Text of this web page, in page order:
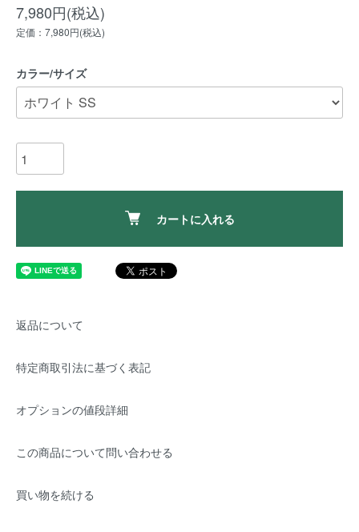
7,980円(税込)
定価：7,980円(税込)
カラー/サイズ
カートに入れる
返品について
特定商取引法に基づく表記
オプションの値段詳細
この商品について問い合わせる
買い物を続ける